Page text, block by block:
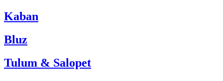
Kaban
Bluz
Tulum & Salopet